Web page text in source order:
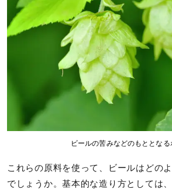
ビールの苦みなどのもととなる
これらの原料を使って、ビールはどの
でしょうか。基本的な造り方としては